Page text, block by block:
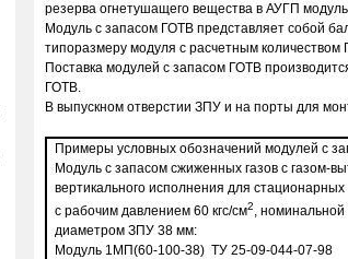
резерва огнетушащего вещества в АУГП
Модуль с запасом ГОТВ представляет собой
типоразмеру модуля с расчетным количеством
Поставка модулей с запасом ГОТВ
ГОТВ.
В выпускном отверстии ЗПУ и на порты для
Примеры условных обозначений модулей с
Модуль с запасом сжиженных газов с газом-
вертикального исполнения для
с рабочим давлением 60 кгс/см2,
диаметром ЗПУ 38 мм:
Модуль 1МП(60-100-38) ТУ 25-09-044-07-98